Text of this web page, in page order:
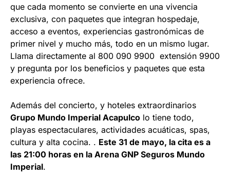
que cada momento se convierte en una vivencia
exclusiva, con paquetes que integran hospedaje,
acceso a eventos, experiencias gastronómicas de
primer nivel y mucho más, todo en un mismo lugar.
Llama directamente al 800 090 9900 extensión 9900
y pregunta por los beneficios y paquetes que esta
experiencia ofrece.
Además del concierto, y hoteles extraordinarios
Grupo Mundo Imperial Acapulco lo tiene todo,
playas espectaculares, actividades acuáticas, spas,
cultura y alta cocina. . Este 31 de mayo, la cita es a
las 21:00 horas en la Arena GNP Seguros Mundo
Imperial.